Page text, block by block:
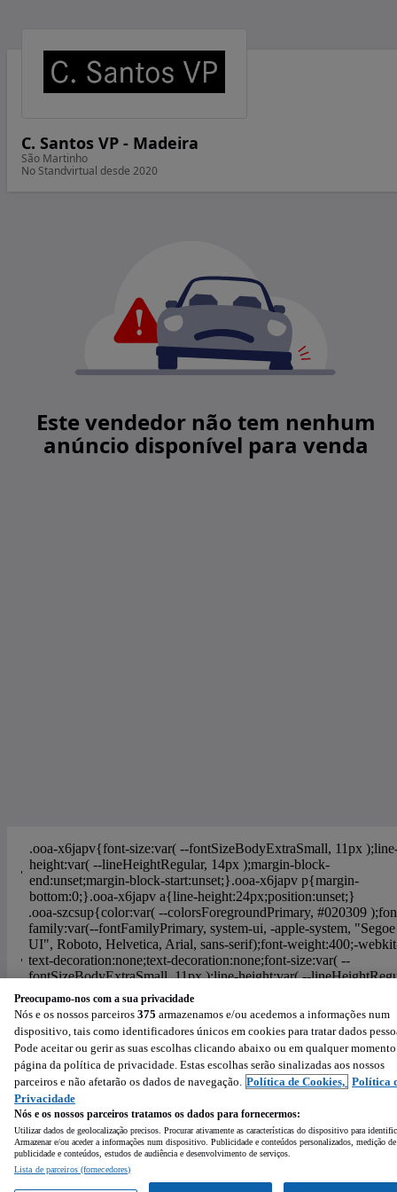
C. Santos VP - Madeira
São Martinho
No Standvirtual desde 2020
Este vendedor não tem nenhum
anúncio disponível para venda
Ajuda Política de Cookies
Configurações de privacidade
Condições de Utilização
Política de Privacidade
Powered by:
Preocupamo-nos com a sua privacidade
Nós e os nossos parceiros 375 armazenamos e/ou acedemos a informações num
dispositivo, tais como identificadores únicos em cookies para tratar dados
Pode aceitar ou gerir as suas escolhas clicando abaixo ou em qualquer
página da política de privacidade. Estas escolhas serão sinalizadas aos nossos
parceiros e não afetarão os dados de navegação. Política de Cookies, Política
Privacidade
Nós e os nossos parceiros tratamos os dados para fornecermos:
Utilizar dados de geolocalização precisos. Procurar ativamente as características do dispositivo para
Armazenar e/ou aceder a informações num dispositivo. Publicidade e conteúdos personalizados, medição de
publicidade e conteúdos, estudos de audiência e desenvolvimento de serviços.
Lista de parceiros (fornecedores)